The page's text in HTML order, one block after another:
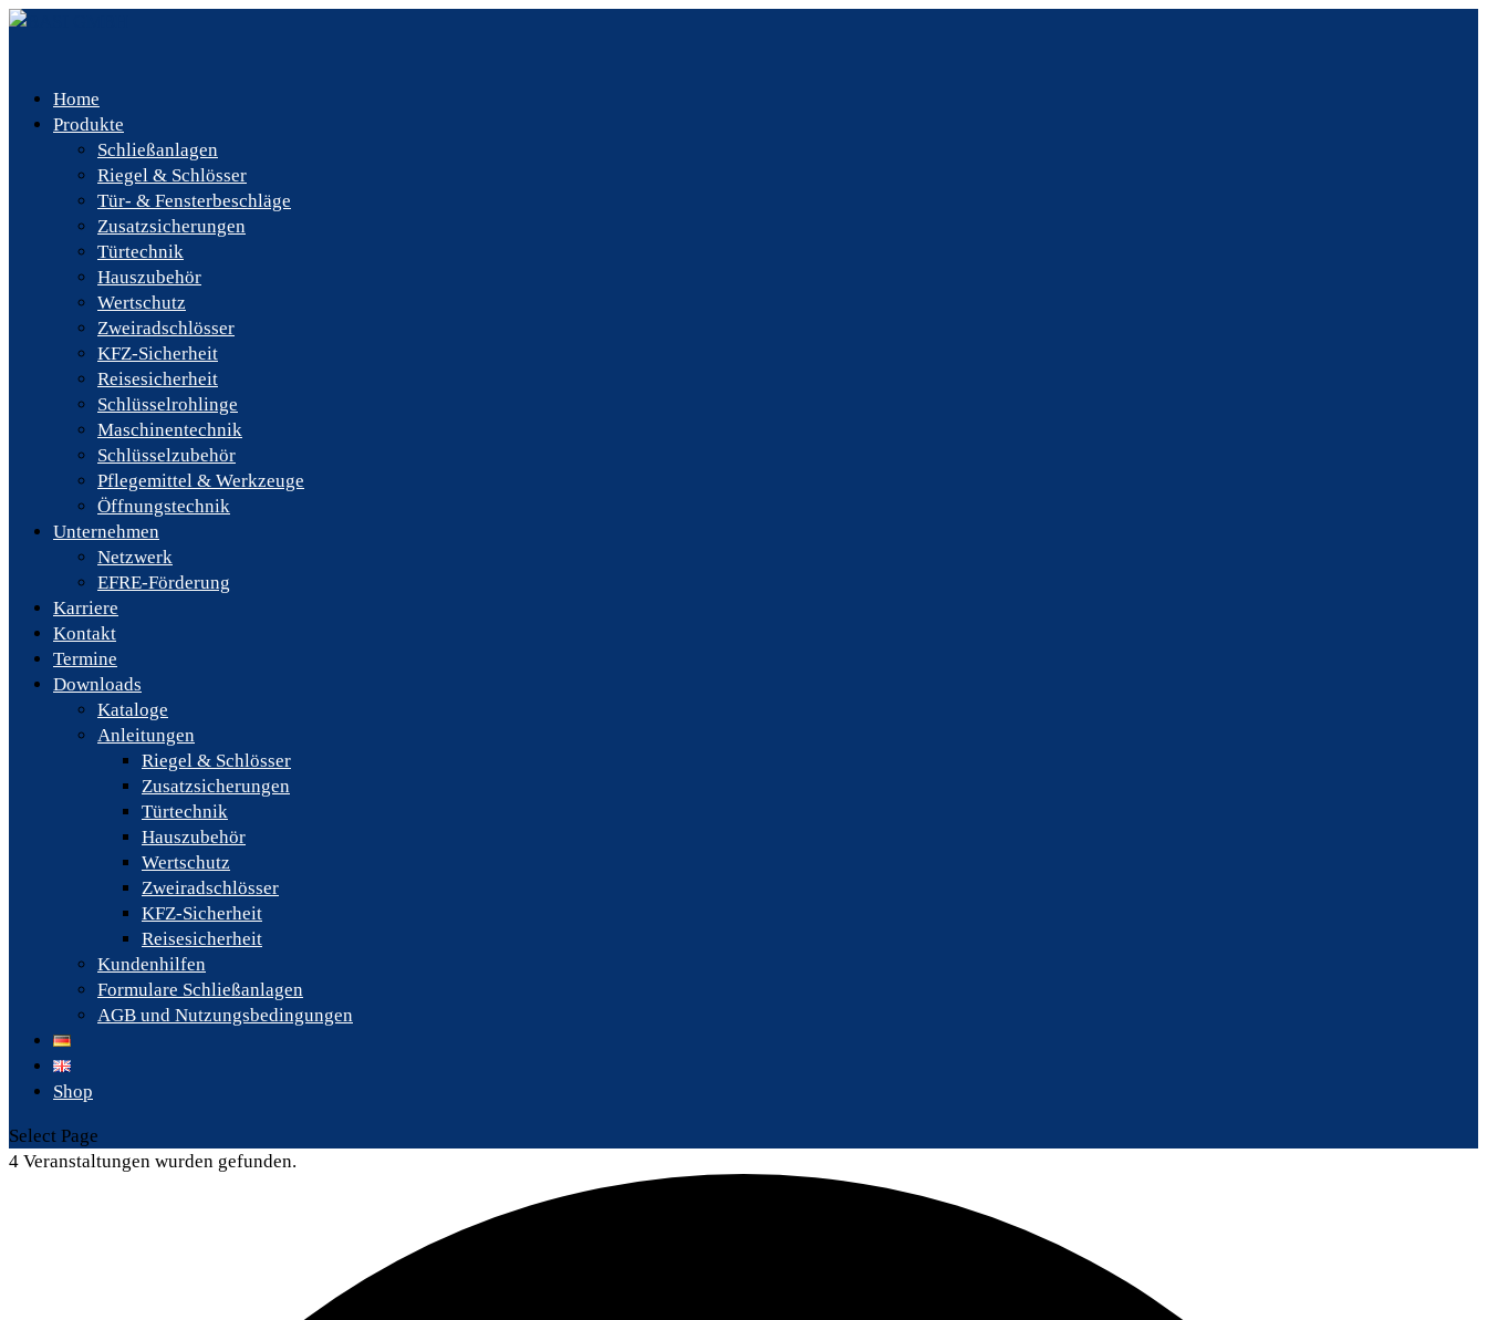
Home
Produkte
Schließanlagen
Riegel & Schlösser
Tür- & Fensterbeschläge
Zusatzsicherungen
Türtechnik
Hauszubehör
Wertschutz
Zweiradschlösser
KFZ-Sicherheit
Reisesicherheit
Schlüsselrohlinge
Maschinentechnik
Schlüsselzubehör
Pflegemittel & Werkzeuge
Öffnungstechnik
Unternehmen
Netzwerk
EFRE-Förderung
Karriere
Kontakt
Termine
Downloads
Kataloge
Anleitungen
Riegel & Schlösser
Zusatzsicherungen
Türtechnik
Hauszubehör
Wertschutz
Zweiradschlösser
KFZ-Sicherheit
Reisesicherheit
Kundenhilfen
Formulare Schließanlagen
AGB und Nutzungsbedingungen
Shop
Select Page
4 Veranstaltungen wurden gefunden.